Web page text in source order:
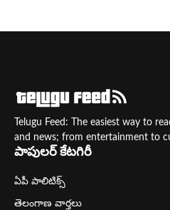
Telugu Feed: The easiest way to
and news; from entertainment to
పాపులర్ కేటగిరీ
ఏపీ పాలిటిక్స్
తెలంగాణ వార్తలు